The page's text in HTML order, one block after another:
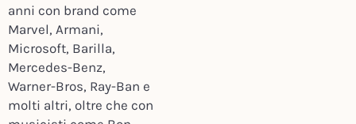
anni con brand come
Marvel, Armani,
Microsoft, Barilla,
Mercedes-Benz,
Warner-Bros, Ray-Ban e
molti altri, oltre che con